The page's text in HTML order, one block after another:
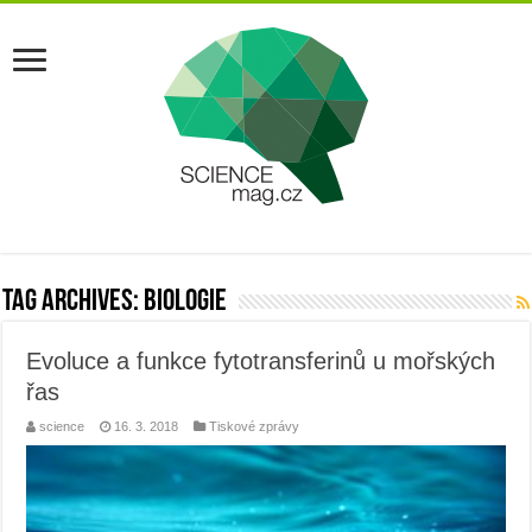
Tag Archives: biologie
Evoluce a funkce fytotransferinů u mořských
řas
science 16. 3. 2018 Tiskové zprávy